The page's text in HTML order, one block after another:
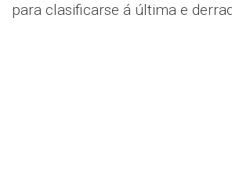
para clasificarse á última e